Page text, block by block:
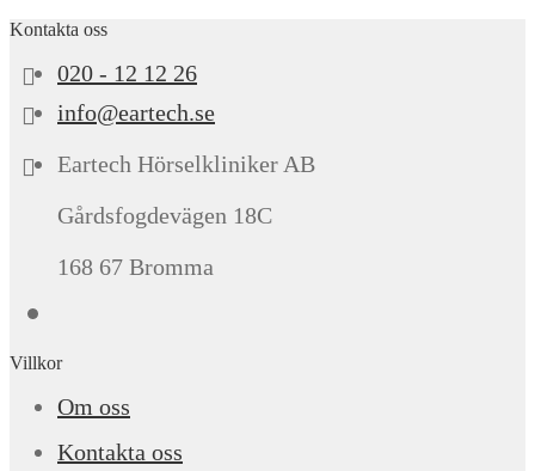
Kontakta oss
020 - 12 12 26
info@eartech.se
Eartech Hörselkliniker AB
Gårdsfogdevägen 18C
168 67 Bromma
Villkor
Om oss
Kontakta oss